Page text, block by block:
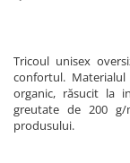
Tricoul unisex
confortul.
organic, răsucit la
greutate de 200 g/
produsului.